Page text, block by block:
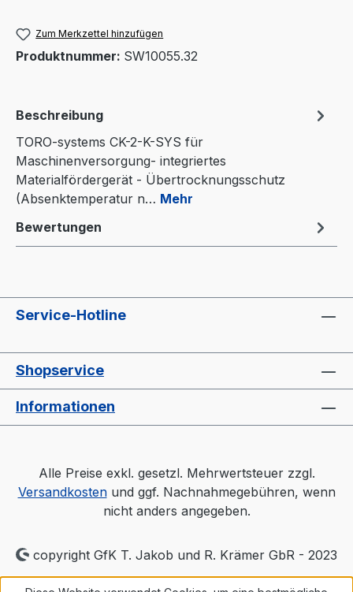
Zum Merkzettel hinzufügen
Produktnummer: SW10055.32
Beschreibung
TORO-systems CK-2-K-SYS für
Maschinenversorgung- integriertes
Materialfördergerät - Übertrocknungsschutz
(Absenktemperatur n… Mehr
Bewertungen
Service-Hotline
Shopservice
Informationen
Alle Preise exkl. gesetzl. Mehrwertsteuer zzgl.
Versandkostenund ggf. Nachnahmegebühren, wenn
nicht anders angegeben.
copyright GfK T. Jakob und R. Krämer GbR - 2023